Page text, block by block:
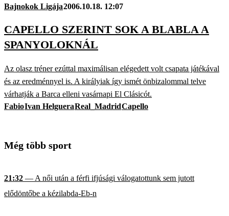
Bajnokok Ligája2006.10.18. 12:07
CAPELLO SZERINT SOK A BLABLA A
SPANYOLOKNÁL
Az olasz tréner ezúttal maximálisan elégedett volt csapata játékával
és az eredménnyel is. A királyiak így ismét önbizalommal telve
várhatják a Barca elleni vasárnapi El Clásicót.
FabioIvan HelgueraReal_MadridCapello
Még több sport
21:32 — A női után a férfi ifjúsági válogatottunk sem jutott
elődöntőbe a kézilabda-Eb-n